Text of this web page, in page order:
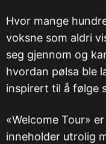
Hvor mange
voksne som aldri
seg gjennom og
hvordan pølsa ble
inspirert til å følge
«Welcome Tour»
inneholder utrolig